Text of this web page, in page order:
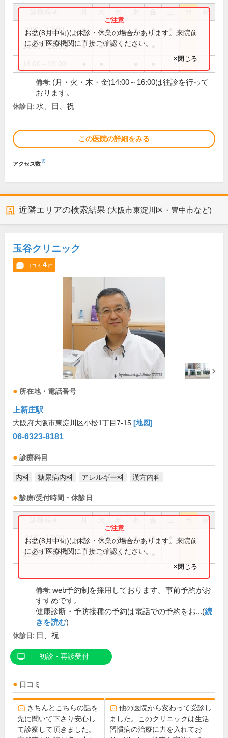
祝
9:00～12:00 ● ● ● ●
14:00～16:00 ● ● ●
お盆(8月中旬)は休診・休業の場合があります。来院前
に必ず医療機関に直接ご確認ください。
×閉じる
備考: (月・火・木・金)14:00～16:00は往診を行って
おります。
休診日: 水、日、祝
この医院の詳細をみる
アクセス数※
近隣エリアの検索結果 (大阪市東淀川区・豊中市など)
玉谷クリニック
口コミ 4件
所在地・電話番号
上新庄駅
大阪府大阪市東淀川区小松1丁目7-15 [地図]
06-6323-8181
診療科目
内科 糖尿病内科 アレルギー科 漢方内科
診療/受付時間・休診日
祝
9:00～12:30 ● ● ● ● ●
16:00～19:00 ● ● ●
お盆(8月中旬)は休診・休業の場合があります。来院前
に必ず医療機関に直接ご確認ください。
×閉じる
備考: web予約制を採用しております。事前予約がお
すすめです。
健康診断・予防接種の予約は電話での予約をお...(続
きを読む)
休診日: 日、祝
初診・再診受付
口コミ
きちんとこちらの話を
先に聞いて下さり安心し
て診察して頂きました。
他の医院から変わって受診し
ました。このクリニックは生活
習慣病の治療に力を入れてお